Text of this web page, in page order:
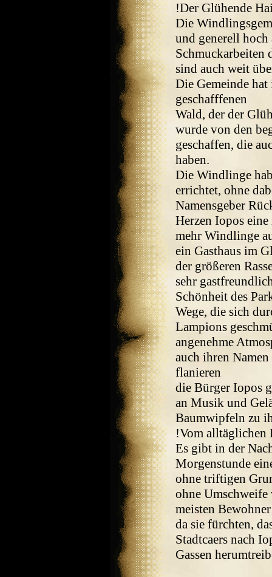
!Der Glühende
Die
und generell
Schmuckarbeiten
sind auch weit
Die Gemeinde
geschafffenen
Wald, der der
wurde von den
geschaffen, die
haben.
Die Windlinge
errichtet, ohne
Namensgeber
Herzen Iopos
mehr Windlinge
ein Gasthaus im
der größeren
sehr
Schönheit des
Wege, die sich
Lampions
angenehme
auch ihren
flanieren
die Bürger Iopos
an Musik und
Baumwipfeln zu
!Vom alltäglichen
Es gibt in der
Morgenstunde
ohne triftigen
ohne
meisten
da sie fürchten,
Stadtcaers nach
Gassen